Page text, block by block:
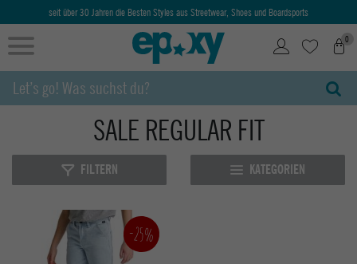
seit über 30 Jahren die Besten Styles aus Streetwear, Shoes und Boardsports
0
SALE REGULAR FIT
FILTERN KATEGORIEN
-25%